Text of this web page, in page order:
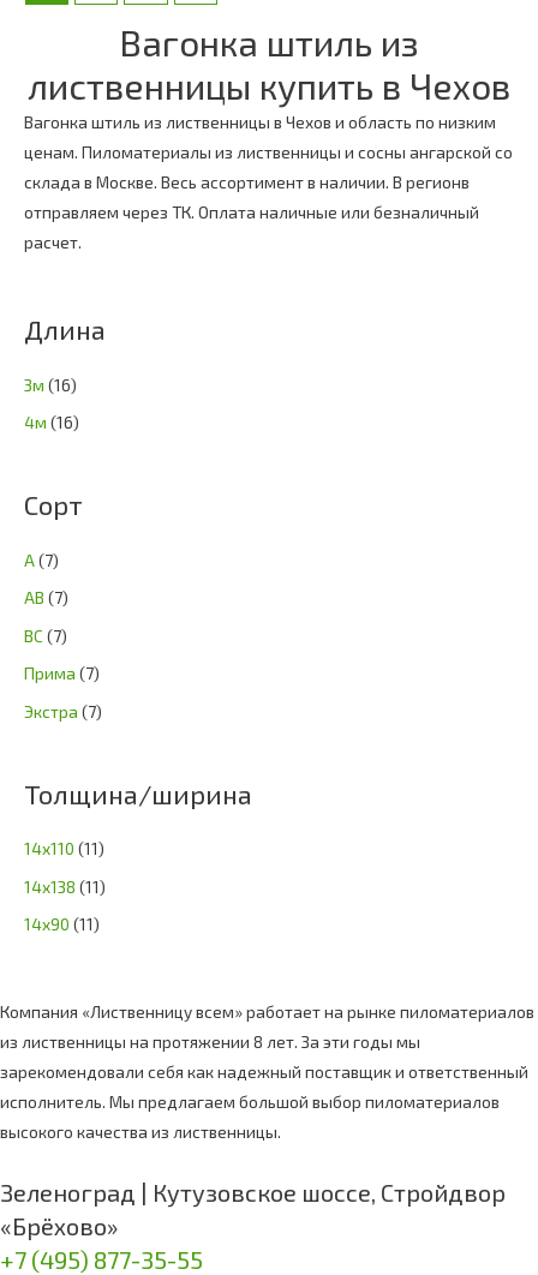
Длина
3м (16)
4м (16)
Сорт
А(7)
АВ (7)
ВС (7)
Прима (7)
Экстра (7)
Толщина/ширина
14х110 (11)
14х138 (11)
14х90 (11)
Вагонка штиль из
лиственницы купить в Чехов
Вагонка штиль из лиственницы в Чехов и область по низким
ценам. Пиломатериалы из лиственницы и сосны ангарской со
склада в Москве. Весь ассортимент в наличии. В регионв
отправляем через ТК. Оплата наличные или безналичный
расчет.
Компания «Лиственницу всем» работает на рынке пиломатериалов
из лиственницы на протяжении 8 лет. За эти годы мы
зарекомендовали себя как надежный поставщик и ответственный
исполнитель. Мы предлагаем большой выбор пиломатериалов
высокого качества из лиственницы.
Зеленоград | Кутузовское шоссе, Стройдвор
«Брёхово»
+7 (495) 877-35-55